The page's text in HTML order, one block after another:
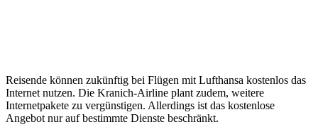
Reisende können zukünftig bei Flügen mit Lufthansa kostenlos das
Internet nutzen. Die Kranich-Airline plant zudem, weitere
Internetpakete zu vergünstigen. Allerdings ist das kostenlose
Angebot nur auf bestimmte Dienste beschränkt.